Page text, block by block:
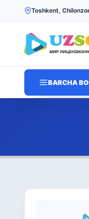
Toshkent,
BARCHA